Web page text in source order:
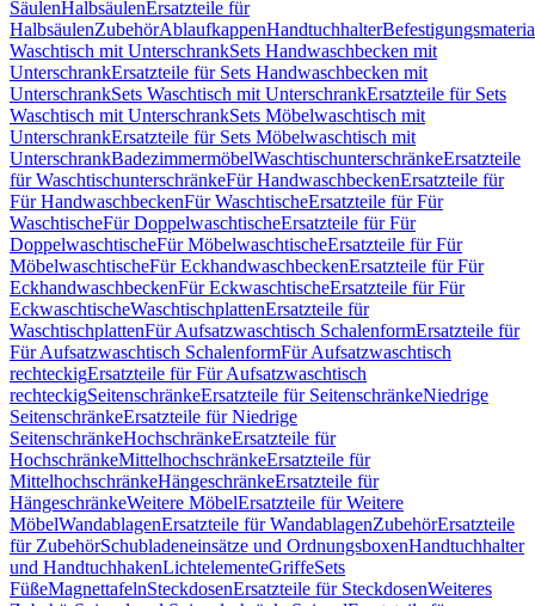
SäulenHalbsäulenErsatzteile für
HalbsäulenZubehörAblaufkappenHandtuchhalter
Waschtisch mit UnterschrankSets Handwaschbecken mit
UnterschrankErsatzteile für Sets Handwaschbecken mit
UnterschrankSets Waschtisch mit UnterschrankErsatzteile für Sets
Waschtisch mit UnterschrankSets Möbelwaschtisch mit
UnterschrankErsatzteile für Sets Möbelwaschtisch mit
UnterschrankBadezimmermöbelWaschtischunterschränkeErsatzteile
für WaschtischunterschränkeFür HandwaschbeckenErsatzteile für
Für HandwaschbeckenFür WaschtischeErsatzteile für Für
WaschtischeFür DoppelwaschtischeErsatzteile für Für
DoppelwaschtischeFür MöbelwaschtischeErsatzteile für Für
MöbelwaschtischeFür EckhandwaschbeckenErsatzteile für Für
EckhandwaschbeckenFür EckwaschtischeErsatzteile für Für
EckwaschtischeWaschtischplattenErsatzteile für
WaschtischplattenFür Aufsatzwaschtisch SchalenformErsatzteile für
Für Aufsatzwaschtisch SchalenformFür Aufsatzwaschtisch
rechteckigErsatzteile für Für Aufsatzwaschtisch
rechteckigSeitenschränkeErsatzteile für SeitenschränkeNiedrige
SeitenschränkeErsatzteile für Niedrige
SeitenschränkeHochschränkeErsatzteile für
HochschränkeMittelhochschränkeErsatzteile für
MittelhochschränkeHängeschränkeErsatzteile für
HängeschränkeWeitere MöbelErsatzteile für Weitere
MöbelWandablagenErsatzteile für WandablagenZubehörErsatzteile
für ZubehörSchubladeneinsätze und OrdnungsboxenHandtuchhalter
und HandtuchhakenLichtelementeGriffeSets
FüßeMagnettafelnSteckdosenErsatzteile für SteckdosenWeiteres